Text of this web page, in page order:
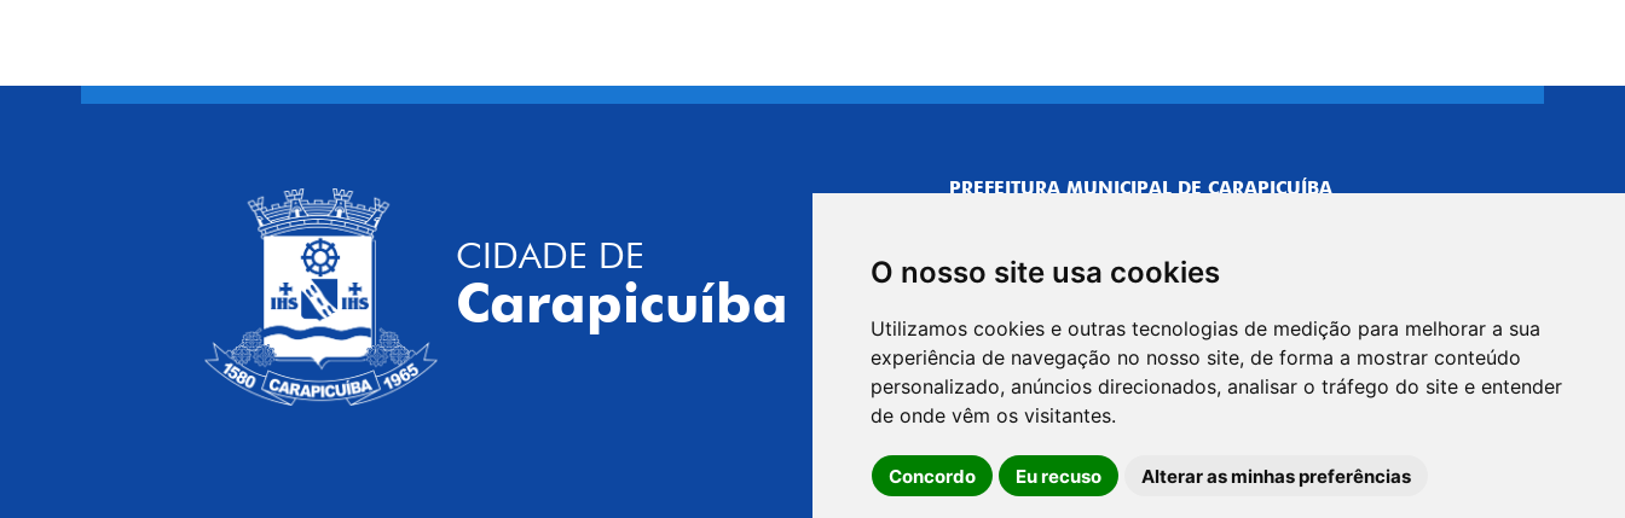
O nosso site usa cookies
Utilizamos cookies e outras tecnologias de medição para melhorar a sua
experiência de navegação no nosso site, de forma a mostrar conteúdo
personalizado, anúncios direcionados, analisar o tráfego do site e entender
de onde vêm os visitantes.
Concordo Eu recuso Alterar as minhas preferências
CIDADE DE
Carapicuíba
PREFEITURA MUNICIPAL DE CARAPICUÍBA
CENTRO ADMINISTRATIVO
R. Joaquim das Neves, 211 - Vila Caldas, Carapicuíba/SP
Telefone: 4164-5500
GABINETE DO PREFEITO
R. Joaquim das Neves, 205 - Vila Caldas, Carapicuíba/SP
CEP: 06310-030, Brasil